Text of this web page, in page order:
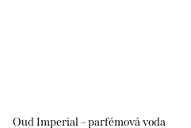
Oud Imperial – parfémová voda